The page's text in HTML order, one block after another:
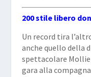
200 stile libero
Un record tira
anche quello della
spettacolare Mollie
gara alla